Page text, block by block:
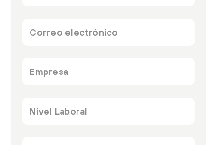
electrónico
laboral